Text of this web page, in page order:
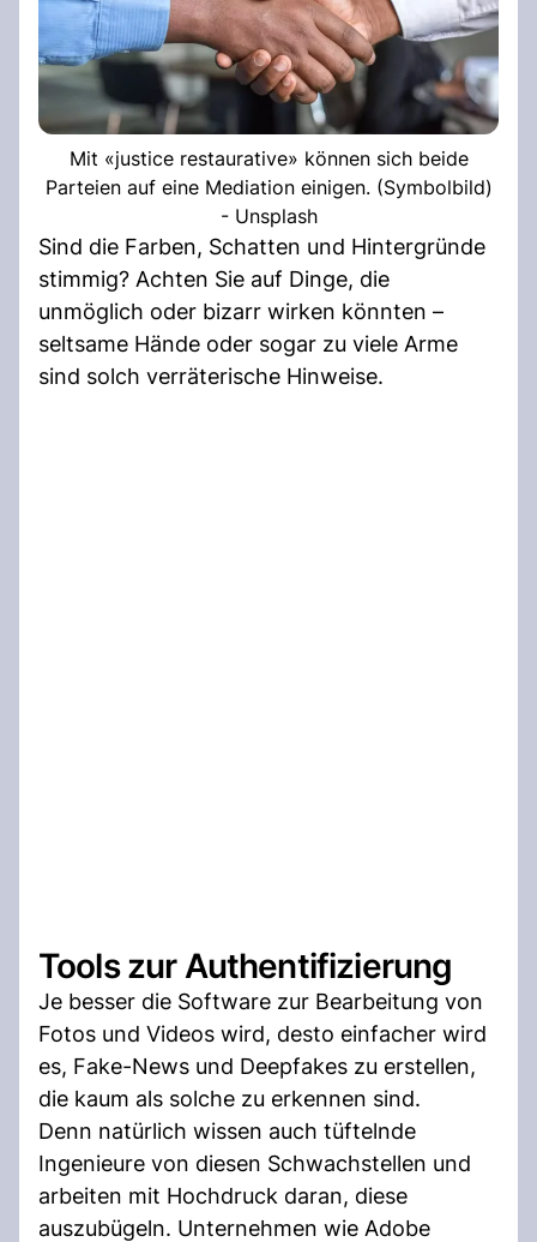
Mit «justice restaurative» können sich beide
Parteien auf eine Mediation einigen. (Symbolbild)
- Unsplash
Sind die Farben, Schatten und Hintergründe
stimmig? Achten Sie auf Dinge, die
unmöglich oder bizarr wirken könnten –
seltsame Hände oder sogar zu viele Arme
sind solch verräterische Hinweise.
Tools zur Authentifizierung
Je besser die Software zur Bearbeitung von
Fotos und Videos wird, desto einfacher wird
es, Fake-News und Deepfakes zu erstellen,
die kaum als solche zu erkennen sind.
Denn natürlich wissen auch tüftelnde
Ingenieure von diesen Schwachstellen und
arbeiten mit Hochdruck daran, diese
auszubügeln. Unternehmen wie Adobe